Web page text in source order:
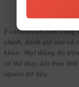
Fxonline24h.com
chính, đánh giá sàn và
khảo. Mọi thông tin
có thể thay đổi theo
nguồn dữ liệu.